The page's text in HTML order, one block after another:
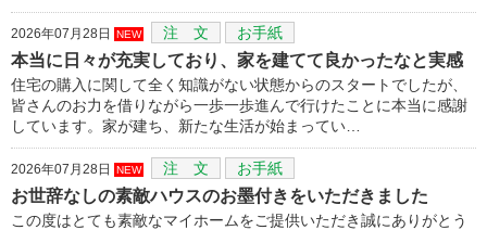
2026年07月28日 NEW 注 文 お手紙
本当に日々が充実しており、家を建てて良かったなと実感
住宅の購入に関して全く知識がない状態からのスタートでしたが、
皆さんのお力を借りながら一歩一歩進んで行けたことに本当に感謝
しています。家が建ち、新たな生活が始まってい…
2026年07月28日 NEW 注 文 お手紙
お世辞なしの素敵ハウスのお墨付きをいただきました
この度はとても素敵なマイホームをご提供いただき誠にありがとう